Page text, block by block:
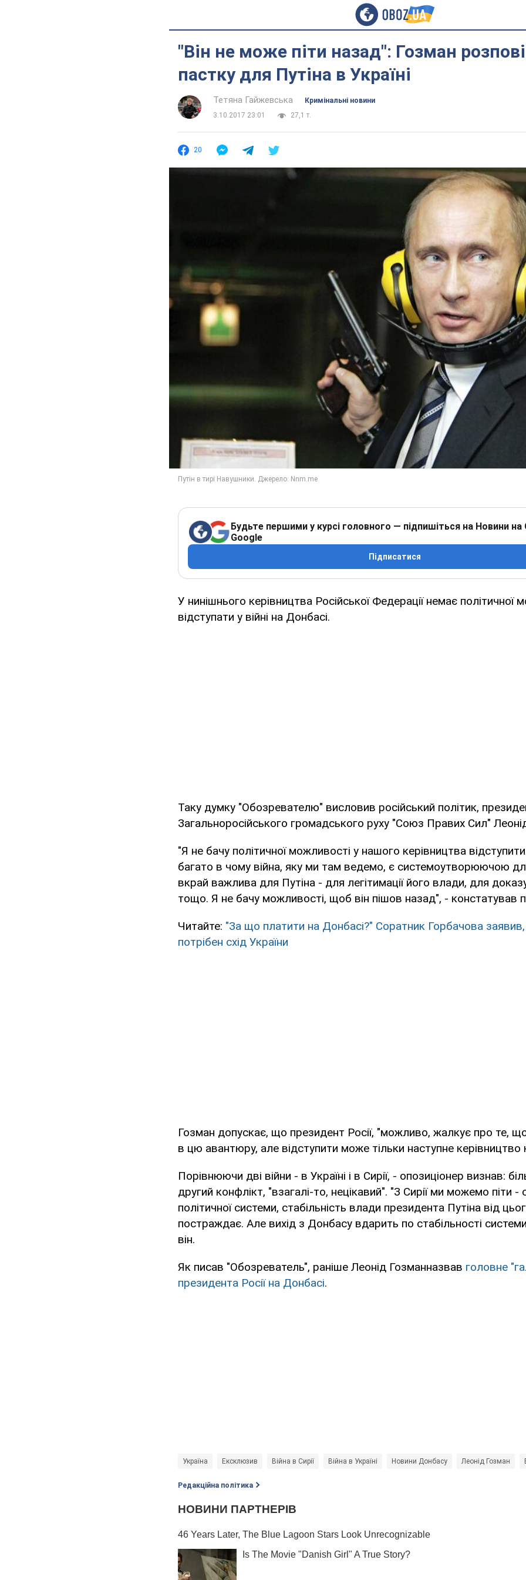
"Він не може піти назад": Гозман
пастку для Путіна в Україні
Тетяна Гайжевська
Кримінальні новини
3.10.2017 23:01
27,1 т.
20
Будьте першими у курсі головного — підпишіться на Новини на
Google
Підписатися
У нинішнього керівництва Російської Федерації немає політичної
відступати у війні на Донбасі.
Таку думку "Обозревателю" висловив російський політик,
Загальноросійського громадського руху "Союз Правих Сил"
"Я не бачу політичної можливості у нашого керівництва
багато в чому війна, яку ми там ведемо, є системоутворюючою
вкрай важлива для Путіна - для легітимації його влади, для
тощо. Я не бачу можливості, щоб він пішов назад", - констатував
Читайте: "За що платити на Донбасі?" Соратник Горбачова
потрібен схід України
Гозман допускає, що президент Росії, "можливо, жалкує про те,
в цю авантюру, але відступити може тільки наступне керівництво
Порівнюючи дві війни - в Україні і в Сирії, - опозиціонер визнав:
другий конфлікт, "взагалі-то, нецікавий". "З Сирії ми можемо піти -
політичної системи, стабільність влади президента Путіна від
постраждає. Але вихід з Донбасу вдарить по стабільності
він.
Як писав "Обозреватель", раніше Леонід Гозманназвав головне
президента Росії на Донбасі.
Україна Ексклюзив Війна в Сирії Війна в Україні Новини Донбасу Леонід Гозман
Редакційна політика